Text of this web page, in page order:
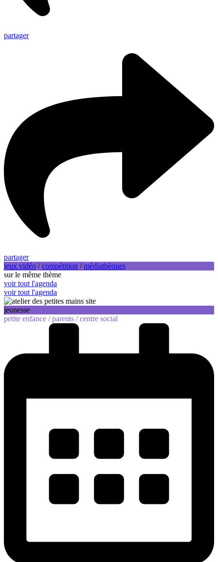
partager
partager
jeux vidéo /compétition /médiathèques
sur le même thème
voir tout l'agenda
voir tout l'agenda
jeunesse
petite enfance /parents /centre social